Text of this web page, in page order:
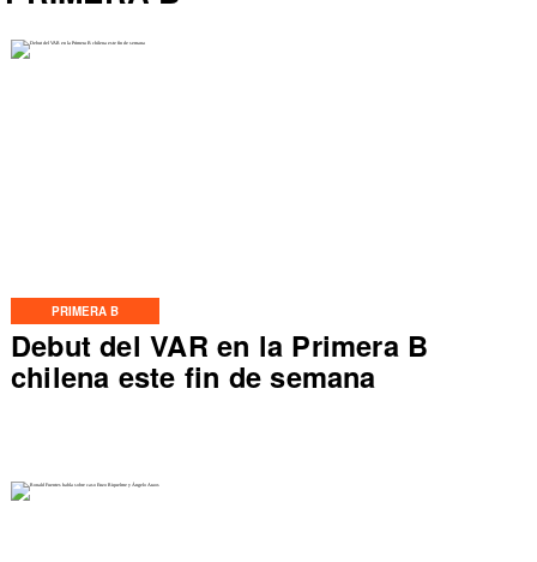
PRIMERA B
Debut del VAR en la Primera B
chilena este fin de semana